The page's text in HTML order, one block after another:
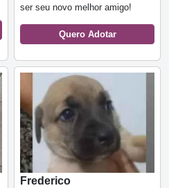
ser seu novo melhor amigo!
Quero Adotar
Frederico